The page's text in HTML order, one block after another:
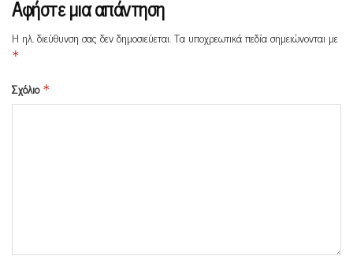
Αφήστε μια απάντηση
Η ηλ. διεύθυνση σας δεν δημοσιεύεται.Τα υποχρεωτικά πεδία σημειώνονται με
*
Σχόλιο *